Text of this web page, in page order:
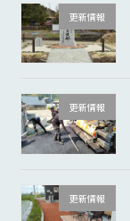
更新情報
更新情報
更新情報